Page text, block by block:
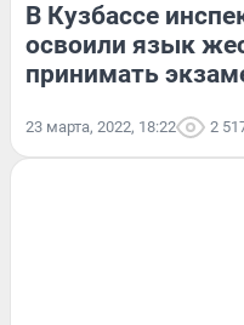
В Кузбассе
освоили язык
принимать
23 марта, 2022, 18:22 2